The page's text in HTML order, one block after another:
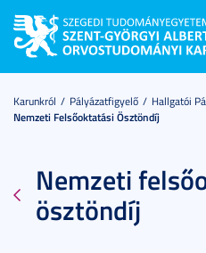
Karunkról Pályázatfigyelő
Hallgatói
Nemzeti Felsőoktatási Ösztöndíj
Nemzeti
ösztöndíj